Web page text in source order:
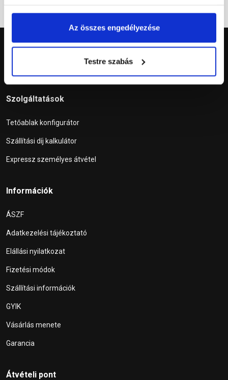
Az összes engedélyezése
Testre szabás
Szolgáltatások
Tetőablak konfigurátor
Szállítási díj kalkulátor
Expressz személyes átvétel
Információk
ÁSZF
Adatkezelési tájékoztató
Elállási nyilatkozat
Fizetési módok
Szállítási információk
GYIK
Vásárlás menete
Garancia
Átvételi pont